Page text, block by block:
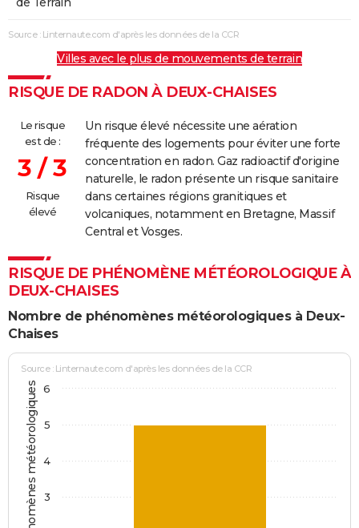
Source : Linternaute.com d'après les données de la CCR
Villes avec le plus de mouvements de terrain
RISQUE DE RADON À DEUX-CHAISES
Le risque
est de :
3 / 3
Risque
élevé
Un risque élevé nécessite une aération
fréquente des logements pour éviter une forte
concentration en radon. Gaz radioactif d'origine
naturelle, le radon présente un risque sanitaire
dans certaines régions granitiques et
volcaniques, notamment en Bretagne, Massif
Central et Vosges.
RISQUE DE PHÉNOMÈNE MÉTÉOROLOGIQUE À
DEUX-CHAISES
Nombre de phénomènes météorologiques à Deux-
Chaises
Source : Linternaute.com d'après les données de la CCR
3
4
5
6